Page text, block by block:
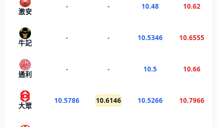
激安
- - 10.48 10.62
牛記
- - 10.5346 10.6555
通利
- - 10.5 10.66
大眾
10.5786 10.6146 10.5266 10.7966